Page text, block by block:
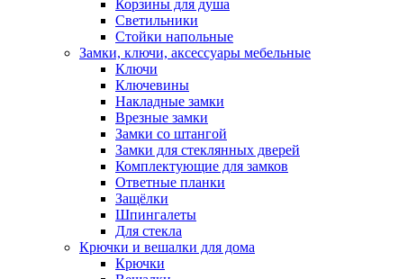
Корзины для душа
Светильники
Стойки напольные
Замки, ключи, аксессуары мебельные
Ключи
Ключевины
Накладные замки
Врезные замки
Замки со штангой
Замки для стеклянных дверей
Комплектующие для замков
Ответные планки
Защёлки
Шпингалеты
Для стекла
Крючки и вешалки для дома
Крючки